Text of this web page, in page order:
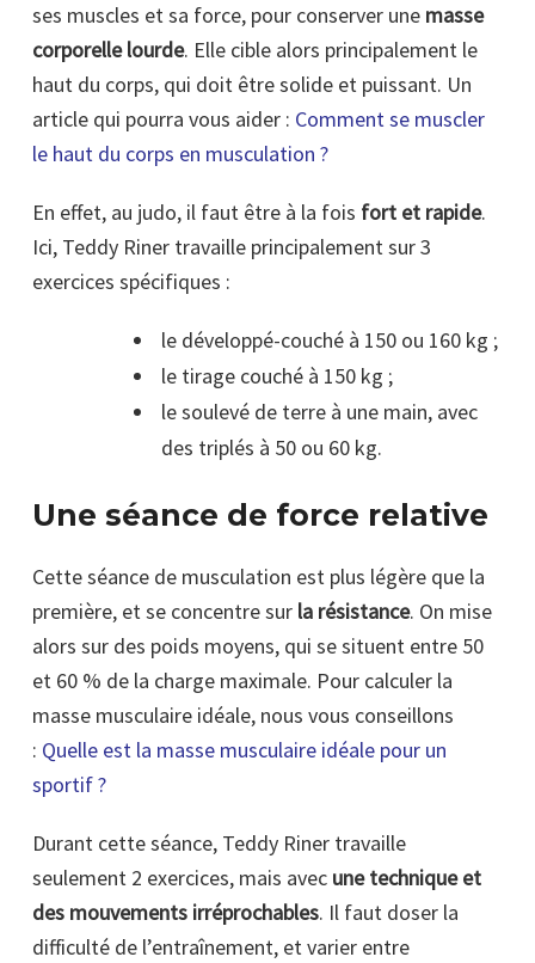
ses muscles et sa force, pour conserver une masse
corporelle lourde. Elle cible alors principalement le
haut du corps, qui doit être solide et puissant. Un
article qui pourra vous aider : Comment se muscler
le haut du corps en musculation ?
En effet, au judo, il faut être à la fois fort et rapide.
Ici, Teddy Riner travaille principalement sur 3
exercices spécifiques :
le développé-couché à 150 ou 160 kg ;
le tirage couché à 150 kg ;
le soulevé de terre à une main, avec
des triplés à 50 ou 60 kg.
Une séance de force relative
Cette séance de musculation est plus légère que la
première, et se concentre sur la résistance. On mise
alors sur des poids moyens, qui se situent entre 50
et 60 % de la charge maximale. Pour calculer la
masse musculaire idéale, nous vous conseillons
: Quelle est la masse musculaire idéale pour un
sportif ?
Durant cette séance, Teddy Riner travaille
seulement 2 exercices, mais avec une technique et
des mouvements irréprochables. Il faut doser la
difficulté de l’entraînement, et varier entre